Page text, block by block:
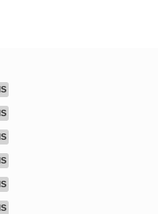
IS
IS
IS
IS
IS
IS